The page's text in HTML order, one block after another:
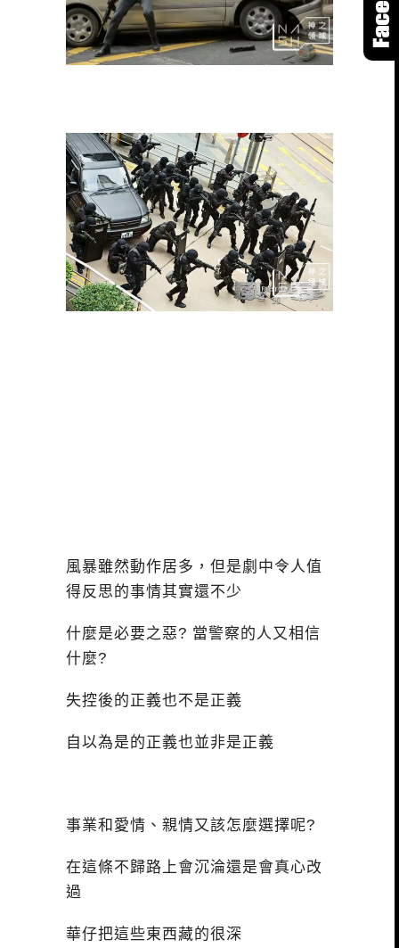
風暴雖然動作居多，但是劇中令人值
得反思的事情其實還不少
什麼是必要之惡? 當警察的人又相信
什麼?
失控後的正義也不是正義
自以為是的正義也並非是正義
事業和愛情、親情又該怎麼選擇呢?
在這條不歸路上會沉淪還是會真心改
過
華仔把這些東西藏的很深